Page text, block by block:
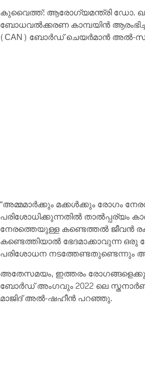
കുവൈത്ത്: ആരോഗ്യമന്ത്രി ഡോ.
ബോധവൽക്കരണ കാമ്പയിൻ
(CAN) ബോർഡ് ചെയർമാൻ അൽ-
“അമ്മമാർക്കും മക്കൾക്കും രോഗം
പരിശോധിക്കുന്നതിൽ
നേരത്തെയുള്ള കണ്ടെത്തൽ ജീവൻ
കണ്ടെത്തിയാൽ ഭേദമാക്കാവുന്ന ഒരു
പരിശോധന നടത്തേണ്ടതുണ്ടെന്നും
അതേസമയം, ഇത്തരം
ബോർഡ് അംഗവും 2022 ലെ
മാജിദ് അൽ-ഷഹീൻ പറഞ്ഞു.